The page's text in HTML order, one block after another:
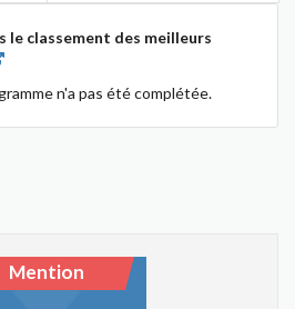
le classement des meilleurs
n'a pas été complétée.
Mention